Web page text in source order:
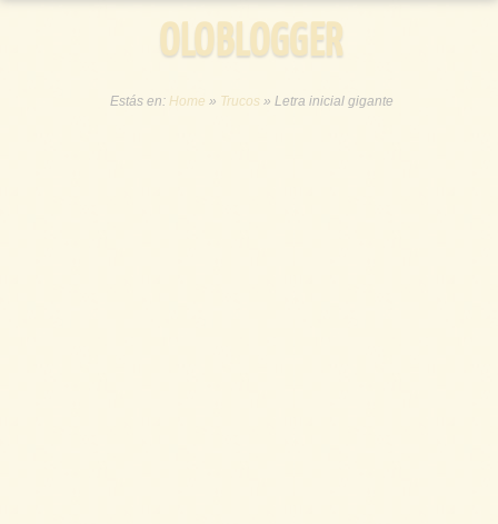
OLOBLOGGER
Estás en: Home » Trucos » Letra inicial gigante